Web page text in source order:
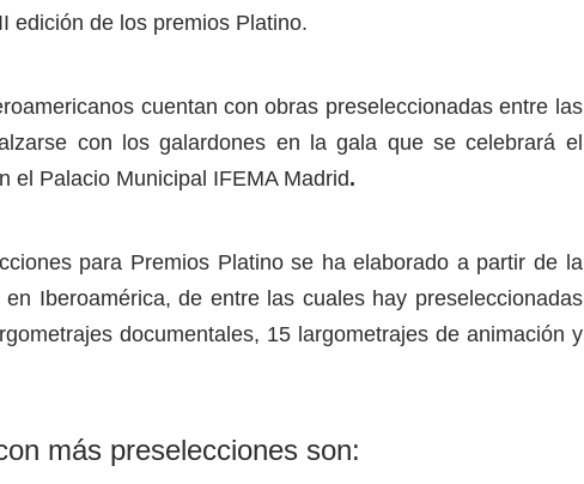
edición de los premios Platino.
cuentan con obras preseleccionadas entre las
con los galardones en la gala que se celebrará el
el Palacio Municipal IFEMA Madrid.
para Premios Platino se ha elaborado a partir de la
Iberoamérica, de entre las cuales hay preseleccionadas
documentales, 15 largometrajes de animación y
más preselecciones son: